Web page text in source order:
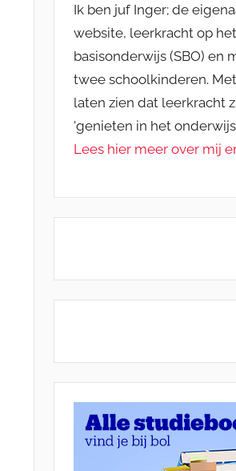
Ik ben juf Inger; de
website, leerkracht op
basisonderwijs (SBO) en
twee schoolkinderen.
laten zien dat leerkracht
'genieten in het
Lees hier meer over mij